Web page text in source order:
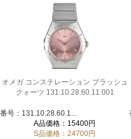
オメガ コンステレーション ブラッシュ
クォーツ 131.10.28.60.11.001
番号：131.10.28.60.11.001
A品価格：15400円
S品価格：24700円